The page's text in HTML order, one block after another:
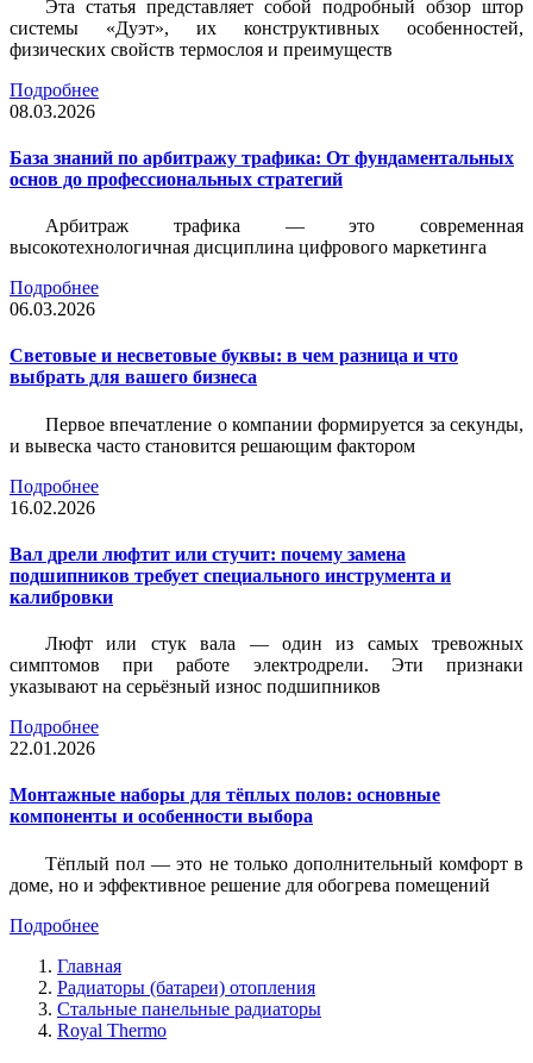
Эта статья представляет собой подробный обзор штор
системы «Дуэт», их конструктивных особенностей,
физических свойств термослоя и преимуществ
Подробнее
08.03.2026
База знаний по арбитражу трафика: От фундаментальных
основ до профессиональных стратегий
Арбитраж трафика — это современная
высокотехнологичная дисциплина цифрового маркетинга
Подробнее
06.03.2026
Световые и несветовые буквы: в чем разница и что
выбрать для вашего бизнеса
Первое впечатление о компании формируется за секунды,
и вывеска часто становится решающим фактором
Подробнее
16.02.2026
Вал дрели люфтит или стучит: почему замена
подшипников требует специального инструмента и
калибровки
Люфт или стук вала — один из самых тревожных
симптомов при работе электродрели. Эти признаки
указывают на серьёзный износ подшипников
Подробнее
22.01.2026
Монтажные наборы для тёплых полов: основные
компоненты и особенности выбора
Тёплый пол — это не только дополнительный комфорт в
доме, но и эффективное решение для обогрева помещений
Подробнее
Главная
Радиаторы (батареи) отопления
Стальные панельные радиаторы
Royal Thermo